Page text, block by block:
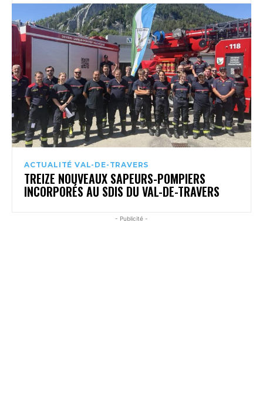
ACTUALITÉ VAL-DE-TRAVERS
TREIZE NOUVEAUX SAPEURS-POMPIERS
INCORPORÉS AU SDIS DU VAL-DE-TRAVERS
- Publicité -